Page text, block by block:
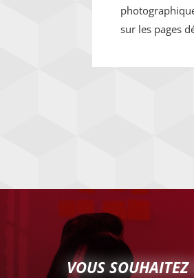
sur les pages
VOUS